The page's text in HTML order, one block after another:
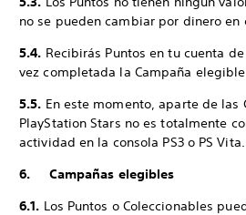
no se pueden cambiar por dinero en
5.4. Recibirás Puntos en tu cuenta
vez completada la Campaña
5.5. En este momento, aparte de las
PlayStation Stars no es totalmente
actividad en la consola PS3 o PS Vita.
6. Campañas elegibles
6.1. Los Puntos o Coleccionables